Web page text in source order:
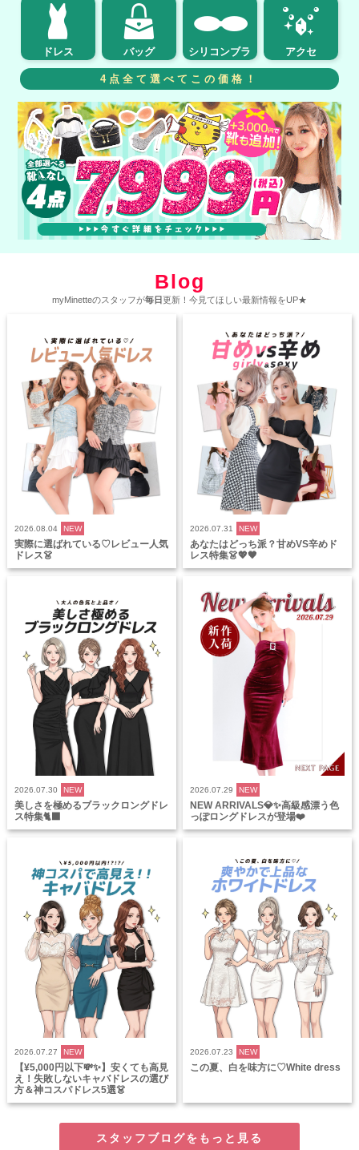
ドレス バッグ シリコンブラ アクセ
4点全て選べてこの価格！
Blog
myMinetteのスタッフが毎日更新！今見てほしい最新情報をUP★
2026.08.04 NEW
実際に選ばれている♡レビュー人気
ドレス👗
2026.07.31 NEW
あなたはどっち派？甘めVS辛めド
レス特集👗💖🖤
2026.07.30 NEW
美しさを極めるブラックロングドレ
ス特集🐈‍⬛
2026.07.29 NEW
NEW ARRIVALS💎✨高級感漂う色
っぽロングドレスが登場❤️
2026.07.27 NEW
【¥5,000円以下💸✨】安くても高見
え！失敗しないキャバドレスの選び
方＆神コスパドレス5選👗
2026.07.23 NEW
この夏、白を味方に♡White dress
スタッフブログをもっと見る